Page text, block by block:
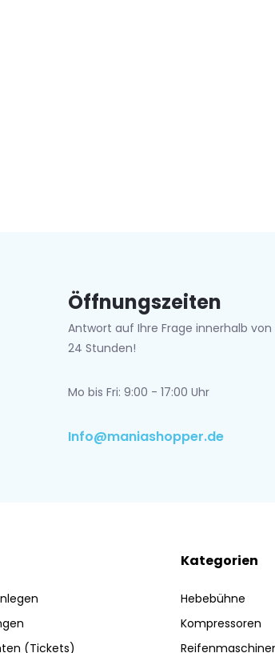
Öffnungszeiten
Antwort auf Ihre Frage innerhalb von
24 Stunden!
Mo bis Fri: 9:00 - 17:00 Uhr
Info@maniashopper.de
(Tickets)
Kategorien
Hebebühne
Kompressoren